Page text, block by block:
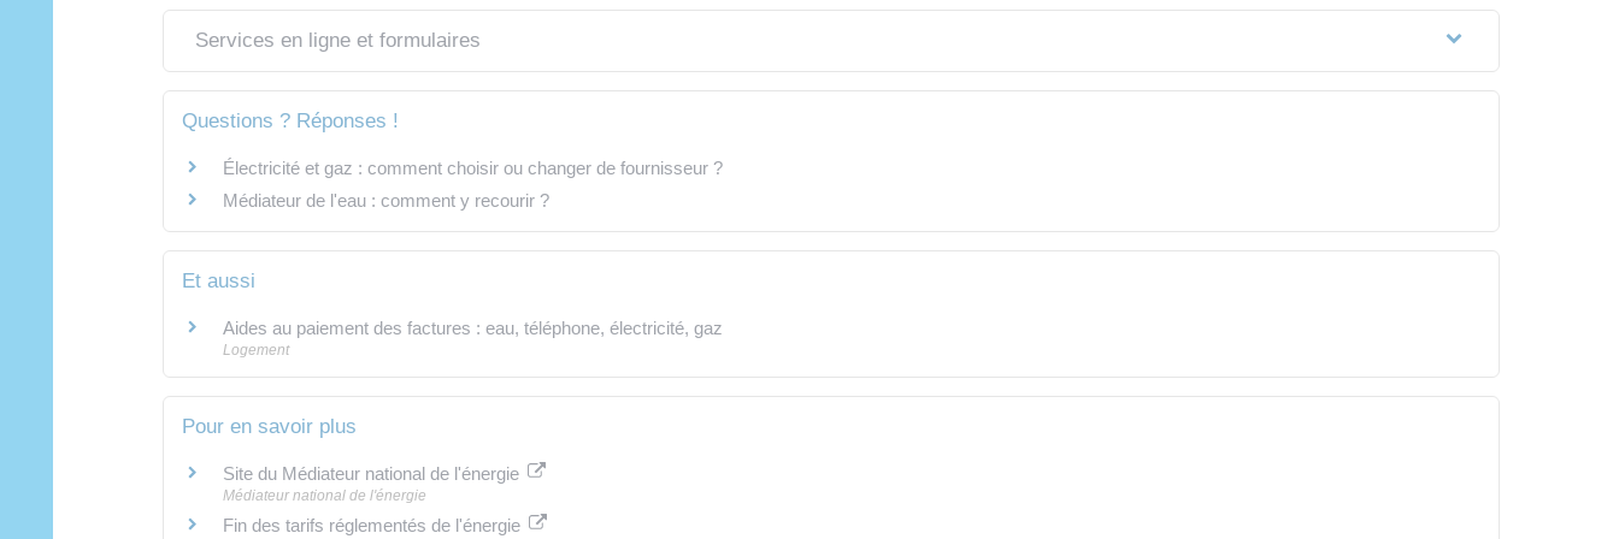
Services en ligne et formulaires
Questions ? Réponses !
Électricité et gaz : comment choisir ou changer de fournisseur ?
Médiateur de l'eau : comment y recourir ?
Et aussi
Aides au paiement des factures : eau, téléphone, électricité, gaz
Logement
Pour en savoir plus
Site du Médiateur national de l'énergie
Médiateur national de l'énergie
Fin des tarifs réglementés de l'énergie